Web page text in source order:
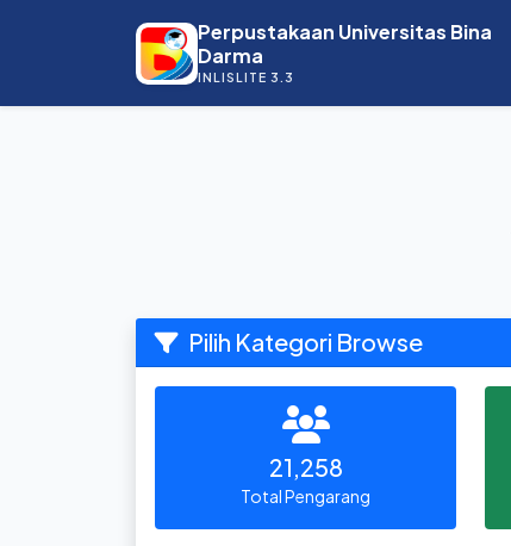
Perpustakaan Universitas Bina
Darma
INLISLITE 3.3
Pilih Kategori Browse
21,258
Total Pengarang